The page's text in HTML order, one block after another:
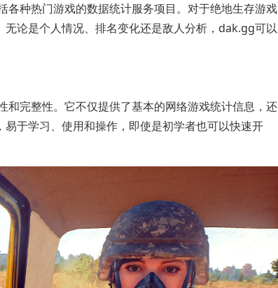
种热门游戏的数据统计服务项目。对于绝地生存游戏
论是个人情况、排名变化还是敌人分析，dak.gg可以
完整性。它不仅提供了基本的网络游戏统计信息，还
于学习、使用和操作，即使是初学者也可以快速开